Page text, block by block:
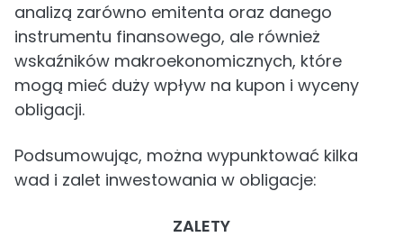
analizą zarówno emitenta oraz danego
instrumentu finansowego, ale również
wskaźników makroekonomicznych, które
mogą mieć duży wpływ na kupon i wyceny
obligacji.
Podsumowując, można wypunktować kilka
wad i zalet inwestowania w obligacje:
ZALETY